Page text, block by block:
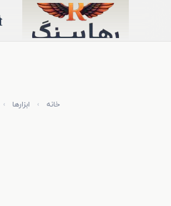
خانه › ابزارها ›